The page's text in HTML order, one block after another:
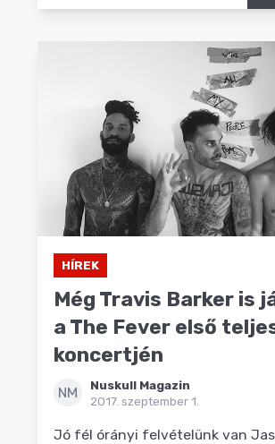
HÍREK
Még Travis Barker is
a The Fever első
koncertjén
NM
Nuskull Magazin
2017. szeptember 1.
Jó fél órányi felvételünk van